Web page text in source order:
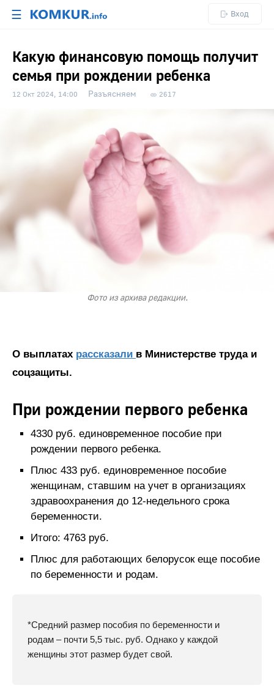
☰ Вход
Какую финансовую помощь получит
семья при рождении ребенка
12 Окт 2024, 14:00 Разъясняем 2617
Фото из архива редакции.
О выплатах рассказали в Министерстве труда и
соцзащиты.
При рождении первого ребенка
4330 руб. единовременное пособие при
рождении первого ребенка.
Плюс 433 руб. единовременное пособие
женщинам, ставшим на учет в организациях
здравоохранения до 12-недельного срока
беременности.
Итого: 4763 руб.
Плюс для работающих белорусок еще пособие
по беременности и родам.
*Средний размер пособия по беременности и
родам – почти 5,5 тыс. руб. Однако у каждой
женщины этот размер будет свой.